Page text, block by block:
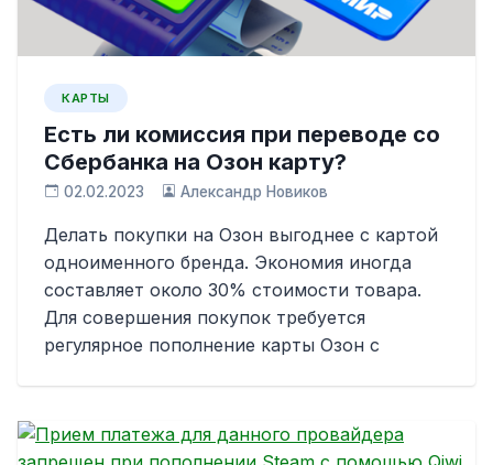
КАРТЫ
Есть ли комиссия при переводе со
Сбербанка на Озон карту?
02.02.2023 Александр Новиков
Делать покупки на Озон выгоднее с картой
одноименного бренда. Экономия иногда
составляет около 30% стоимости товара.
Для совершения покупок требуется
регулярное пополнение карты Озон с